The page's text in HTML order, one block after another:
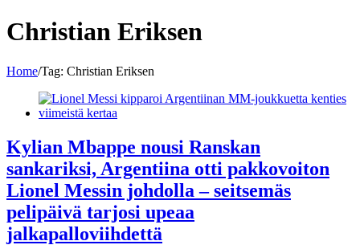
Christian Eriksen
Home/Tag: Christian Eriksen
Kylian Mbappe nousi Ranskan
sankariksi, Argentiina otti pakkovoiton
Lionel Messin johdolla – seitsemäs
pelipäivä tarjosi upeaa
jalkapalloviihdettä